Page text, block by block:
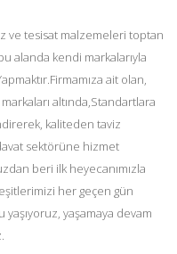
ve tesisat malzemeleri toptan
alanda kendi markalarıyla
ait olan,
altında,Standartlara
kaliteden taviz
sektörüne hizmet
beri ilk heyecanımızla
her geçen gün
yaşıyoruz, yaşamaya devam